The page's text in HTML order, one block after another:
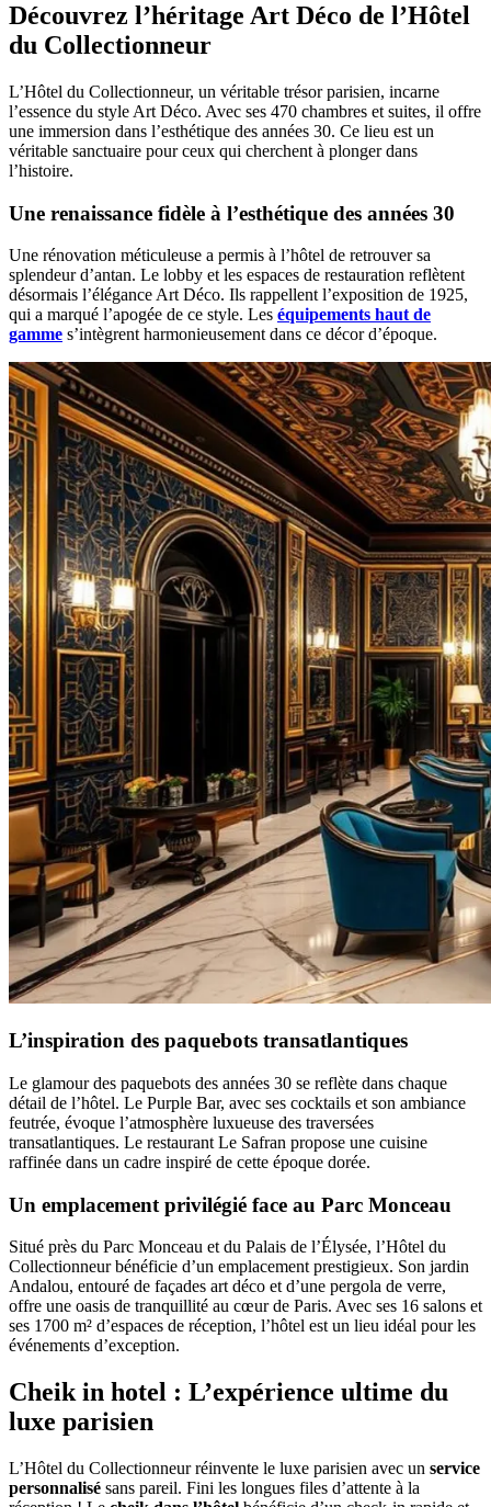
Découvrez l’héritage Art Déco de l’Hôtel
du Collectionneur
L’Hôtel du Collectionneur, un véritable trésor parisien, incarne
l’essence du style Art Déco. Avec ses 470 chambres et suites, il offre
une immersion dans l’esthétique des années 30. Ce lieu est un
véritable sanctuaire pour ceux qui cherchent à plonger dans
l’histoire.
Une renaissance fidèle à l’esthétique des années 30
Une rénovation méticuleuse a permis à l’hôtel de retrouver sa
splendeur d’antan. Le lobby et les espaces de restauration reflètent
désormais l’élégance Art Déco. Ils rappellent l’exposition de 1925,
qui a marqué l’apogée de ce style. Les équipements haut de
gamme s’intègrent harmonieusement dans ce décor d’époque.
L’inspiration des paquebots transatlantiques
Le glamour des paquebots des années 30 se reflète dans chaque
détail de l’hôtel. Le Purple Bar, avec ses cocktails et son ambiance
feutrée, évoque l’atmosphère luxueuse des traversées
transatlantiques. Le restaurant Le Safran propose une cuisine
raffinée dans un cadre inspiré de cette époque dorée.
Un emplacement privilégié face au Parc Monceau
Situé près du Parc Monceau et du Palais de l’Élysée, l’Hôtel du
Collectionneur bénéficie d’un emplacement prestigieux. Son jardin
Andalou, entouré de façades art déco et d’une pergola de verre,
offre une oasis de tranquillité au cœur de Paris. Avec ses 16 salons et
ses 1700 m² d’espaces de réception, l’hôtel est un lieu idéal pour les
événements d’exception.
Cheik in hotel : L’expérience ultime du
luxe parisien
L’Hôtel du Collectionneur réinvente le luxe parisien avec un service
personnalisé sans pareil. Fini les longues files d’attente à la